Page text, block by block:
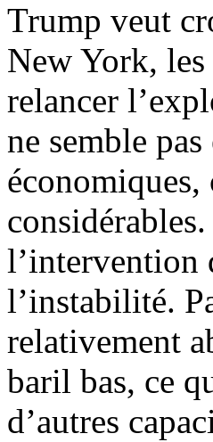
Trump veut
New York,
relancer
ne semble
économiques,
l’intervention
l’instabilité.
relativement
baril bas, ce
d’autres